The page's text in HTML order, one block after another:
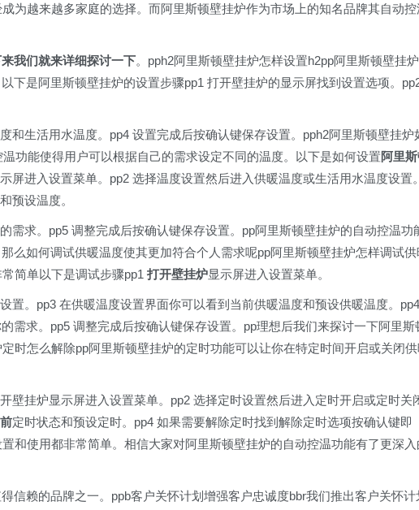
为越来越多家庭的选择。而阿里斯顿壁挂炉作为市场上的知名品牌其自动控
我们就来详细探讨一下。pph2阿里斯顿壁挂炉怎样设置h2pp阿里斯顿壁挂炉
下是阿里斯顿壁挂炉的设置步骤pp1 打开壁挂炉的显示屏找到设置选项。
和生活用水温度。pp4 设置完成后按确认键保存设置。pph2阿里斯顿壁挂炉
功能使得用户可以根据自己的需求设定不同的温度。以下是如何设置阿里
屏进入设置菜单。pp2 选择温度设置然后进入供暖温度或生活用水温度设置。
预设温度。
需求。pp5 调整完成后按确认键保存设置。pp阿里斯顿壁挂炉的自动控温功
么如何调试供暖温度使其更加符合个人需求呢pp阿里斯顿壁挂炉怎样调试供
简单以下是调试步骤pp1 打开壁挂炉显示屏进入设置菜单。
置。pp3 在供暖温度设置界面你可以看到当前供暖温度和预设供暖温度。pp4
需求。pp5 调整完成后按确认键保存设置。pp理想后我们来探讨一下阿里斯
时怎么解除pp阿里斯顿壁挂炉的定时功能可以让你在特定时间开启或关闭供
壁挂炉显示屏进入设置菜单。pp2 选择定时设置然后进入定时开启或定时关
定时状态和预设定时。pp4 如果需要解除定时找到解除定时选项按确认键即
和使用都非常简单。相信大家对阿里斯顿壁挂炉的自动控温功能有了更深入
信赖的品牌之一。ppb客户关怀计划增强客户忠诚度bbr我们推出客户关怀计